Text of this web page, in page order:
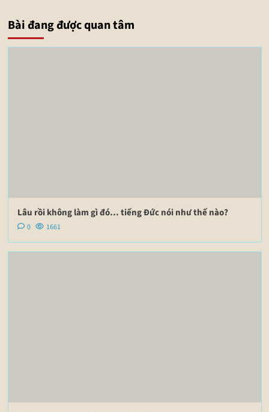
Bài đang được quan tâm
Lâu rồi không làm gì đó… tiếng Đức nói như thế nào?
0 1661